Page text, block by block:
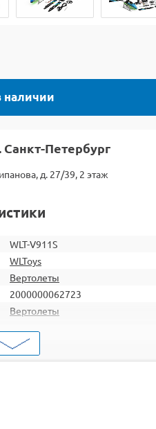
наличии
Санкт-Петербург
д. 27/39, 2 этаж
WLT-V911S
WLToys
Вертолеты
2000000062723
Вертолеты
Однороторные